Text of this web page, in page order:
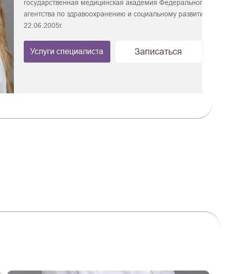
государственная медицинская академия Федерального
агентства по здравоохранению и социальному развитию" от
22.06.2005г.
Подробнее
Услуги специалиста Записаться